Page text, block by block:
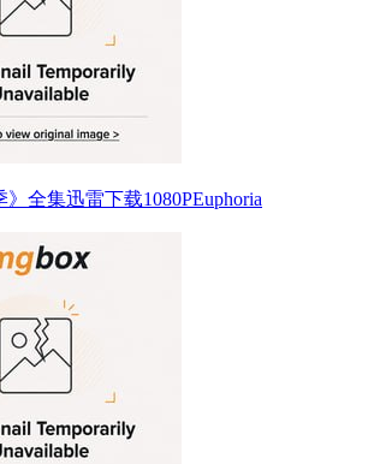
》全集迅雷下载1080PEuphoria